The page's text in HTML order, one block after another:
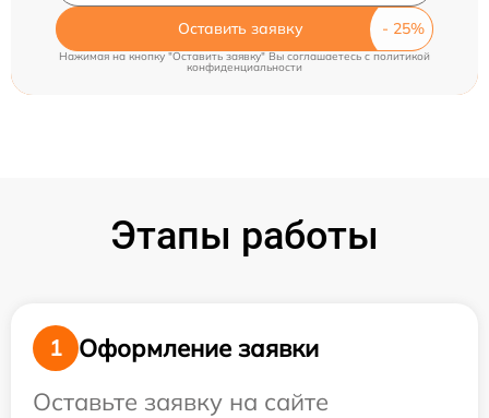
Оставить заявку
Нажимая на кнопку "Оставить заявку" Вы соглашаетесь cполитикой
конфиденциальности
Этапы работы
1
Оформление заявки
Оставьте заявку на сайте